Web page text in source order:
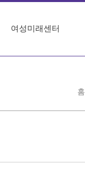
여성미래센터
홈